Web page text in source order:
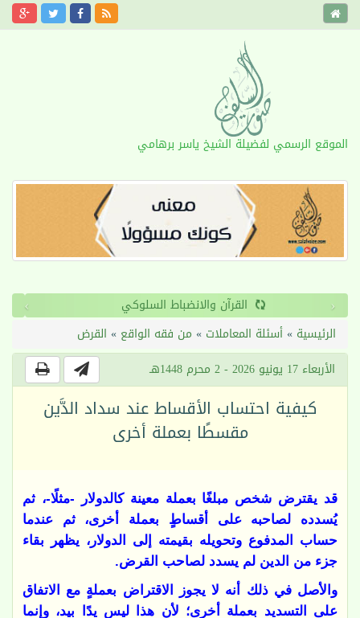
الموقع الرسمي لفضيلة الشيخ ياسر برهامي
القرآن والانضباط السلوكي ‹
›
الرئيسية »أسئلة المعاملات » من فقه الواقع » القرض
الأربعاء 17 يونيو 2026 - 2 محرم 1448هـ
كيفية احتساب الأقساط عند سداد الدَّين
مقسطًا بعملة أخرى
قد يقترض شخص مبلغًا بعملة معينة كالدولار -مثلًا-، ثم
يُسدده لصاحبه على أقساطٍ بعملة أخرى، ثم عندما
حساب المدفوع وتحويله بقيمته إلى الدولار، يظهر بقاء
جزء من الدين لم يسدد لصاحب القرض.
والأصل في ذلك أنه لا يجوز الاقتراض بعملةٍ مع الاتفاق
على التسديد بعملة أخرى؛ لأن هذا ليس يدًا بيد، وإنما